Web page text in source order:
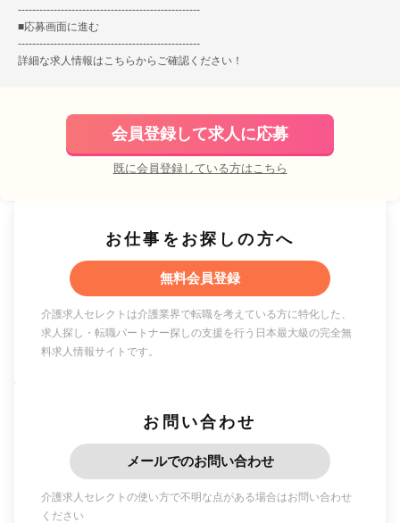
---------------------------------------------------
■応募画面に進む
---------------------------------------------------
詳細な求人情報はこちらからご確認ください！
会員登録して求人に応募
既に会員登録している方はこちら
お仕事をお探しの方へ
無料会員登録
介護求人セレクトは介護業界で転職を考えている方に特化した、
求人探し・転職パートナー探しの支援を行う日本最大級の完全無
料求人情報サイトです。
お問い合わせ
メールでのお問い合わせ
介護求人セレクトの使い方で不明な点がある場合はお問い合わせ
ください